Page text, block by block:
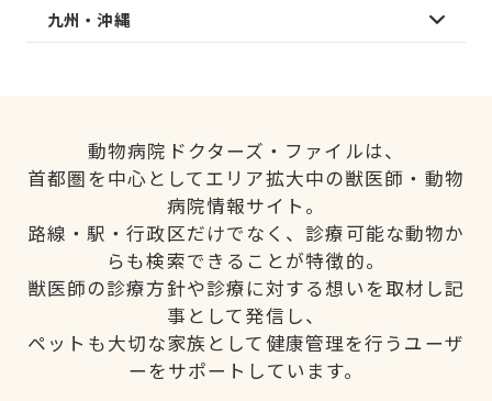
九州・沖縄
動物病院ドクターズ・ファイルは、
首都圏を中心としてエリア拡大中の獣医師・動物
病院情報サイト。
路線・駅・行政区だけでなく、診療可能な動物か
らも検索できることが特徴的。
獣医師の診療方針や診療に対する想いを取材し記
事として発信し、
ペットも大切な家族として健康管理を行うユーザ
ーをサポートしています。